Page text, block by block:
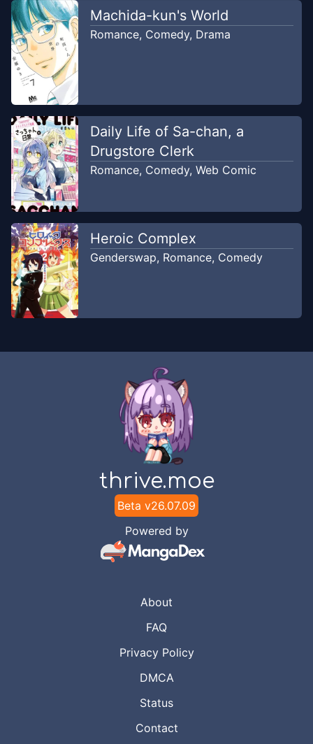
Machida-kun's World
Romance, Comedy, Drama
Daily Life of Sa-chan, a
Drugstore Clerk
Romance, Comedy, Web Comic
Heroic Complex
Genderswap, Romance, Comedy
thrive.moe
Beta v26.07.09
Powered by
About
FAQ
Privacy Policy
DMCA
Status
Contact